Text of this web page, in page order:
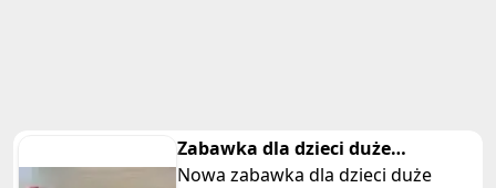
Zabawka dla dzieci duże
czerwone grabie
Nowa zabawka dla dzieci duże